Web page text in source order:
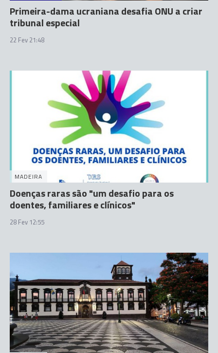
Primeira-dama ucraniana desafia ONU a criar
tribunal especial
22 Fev 21:48
MADEIRA
Doenças raras são "um desafio para os
doentes, familiares e clínicos"
28 Fev 12:55